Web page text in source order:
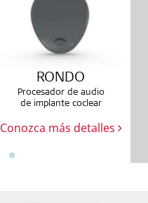
RONDO
Procesador de audio
de implante coclear
Conozca más detalles